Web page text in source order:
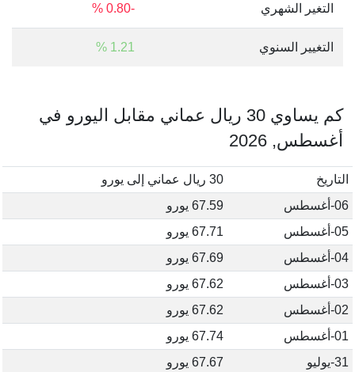
التغير الشهري -0.80 %
التغيير السنوي 1.21 %
كم يساوي 30 ريال عماني مقابل اليورو في
أغسطس, 2026
التاريخ
30 ريال عماني إلى يورو
06-أغسطس
67.59 يورو
05-أغسطس
67.71 يورو
04-أغسطس
67.69 يورو
03-أغسطس
67.62 يورو
02-أغسطس
67.62 يورو
01-أغسطس
67.74 يورو
31-يوليو
67.67 يورو